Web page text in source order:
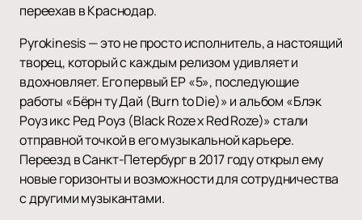
переехав в Краснодар.
Pyrokinesis — это не просто исполнитель, а настоящий
творец, который с каждым релизом удивляет и
вдохновляет. Его первый EP «5», последующие
работы «Бёрн ту Дай (Burn to Die)» и альбом «Блэк
Роуз икс Ред Роуз (Black Roze x Red Roze)» стали
отправной точкой в его музыкальной карьере.
Переезд в Санкт-Петербург в 2017 году открыл ему
новые горизонты и возможности для сотрудничества
с другими музыкантами.